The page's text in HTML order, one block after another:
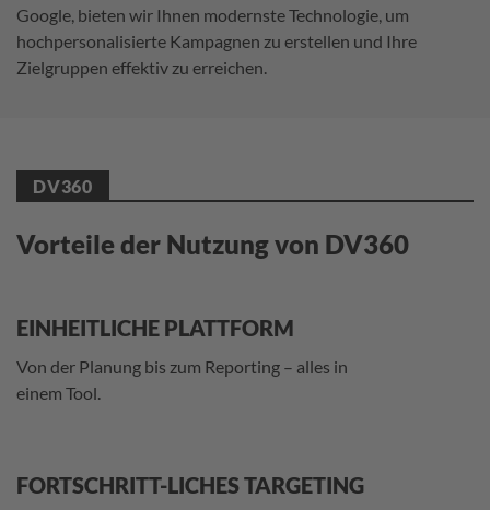
Google, bieten wir Ihnen modernste Technologie, um
hochpersonalisierte Kampagnen zu erstellen und Ihre
Zielgruppen effektiv zu erreichen.
DV360
Vorteile der Nutzung von DV360
EINHEITLICHE PLATTFORM
Von der Planung bis zum Reporting – alles in
einem Tool.
FORTSCHRITT-LICHES TARGETING